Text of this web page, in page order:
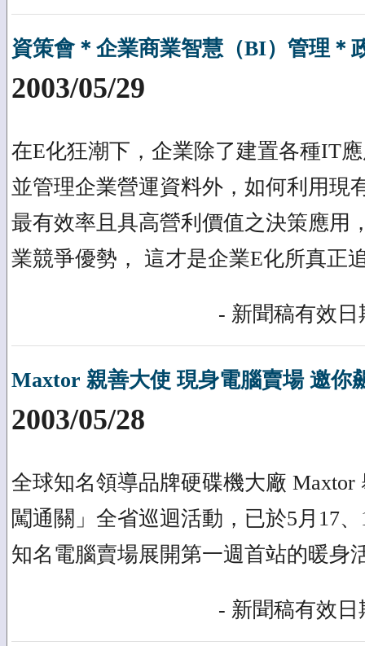
資策會＊企業商業智慧（BI）管理＊
2003/05/29
在E化狂潮下，企業除了建置各種IT
並管理企業營運資料外，如何利用現
最有效率且具高營利價值之決策應用
業競爭優勢， 這才是企業E化所真正
- 新聞稿有效日
Maxtor 親善大使 現身電腦賣場 邀你
2003/05/28
全球知名領導品牌硬碟機大廠 Maxtor
闖通關」全省巡迴活動，已於5月17
知名電腦賣場展開第一週首站的暖身
- 新聞稿有效日